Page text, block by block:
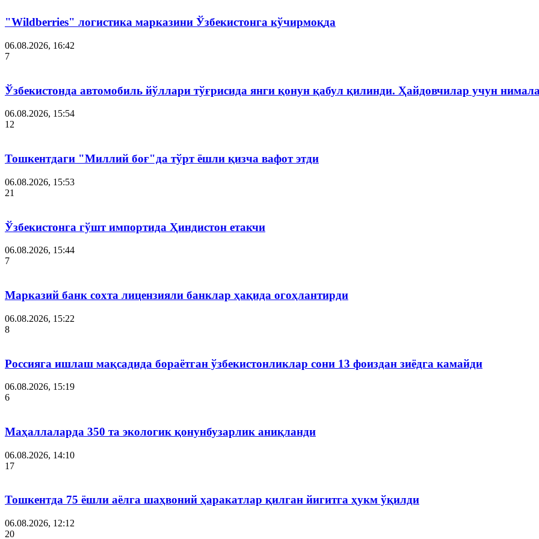
"Wildberries" логистика марказини Ўзбекистонга кўчирмоқда
06.08.2026, 16:42
7
Ўзбекистонда автомобиль йўллари тўғрисида янги қонун қабул қилинди. Ҳайдовчилар учун
06.08.2026, 15:54
12
Тошкентдаги "Миллий боғ"да тўрт ёшли қизча вафот этди
06.08.2026, 15:53
21
Ўзбекистонга гўшт импортида Ҳиндистон етакчи
06.08.2026, 15:44
7
Марказий банк сохта лицензияли банклар ҳақида огоҳлантирди
06.08.2026, 15:22
8
Россияга ишлаш мақсадида бораётган ўзбекистонликлар сони 13 фоиздан зиёдга камайди
06.08.2026, 15:19
6
Маҳаллаларда 350 та экологик қонунбузарлик аниқланди
06.08.2026, 14:10
17
Тошкентда 75 ёшли аёлга шаҳвоний ҳаракатлар қилган йигитга ҳукм ўқилди
06.08.2026, 12:12
20